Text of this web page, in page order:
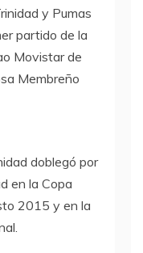
y Pumas
partido de la
Movistar de
Membreño
doblegó por
en la Copa
2015 y en la